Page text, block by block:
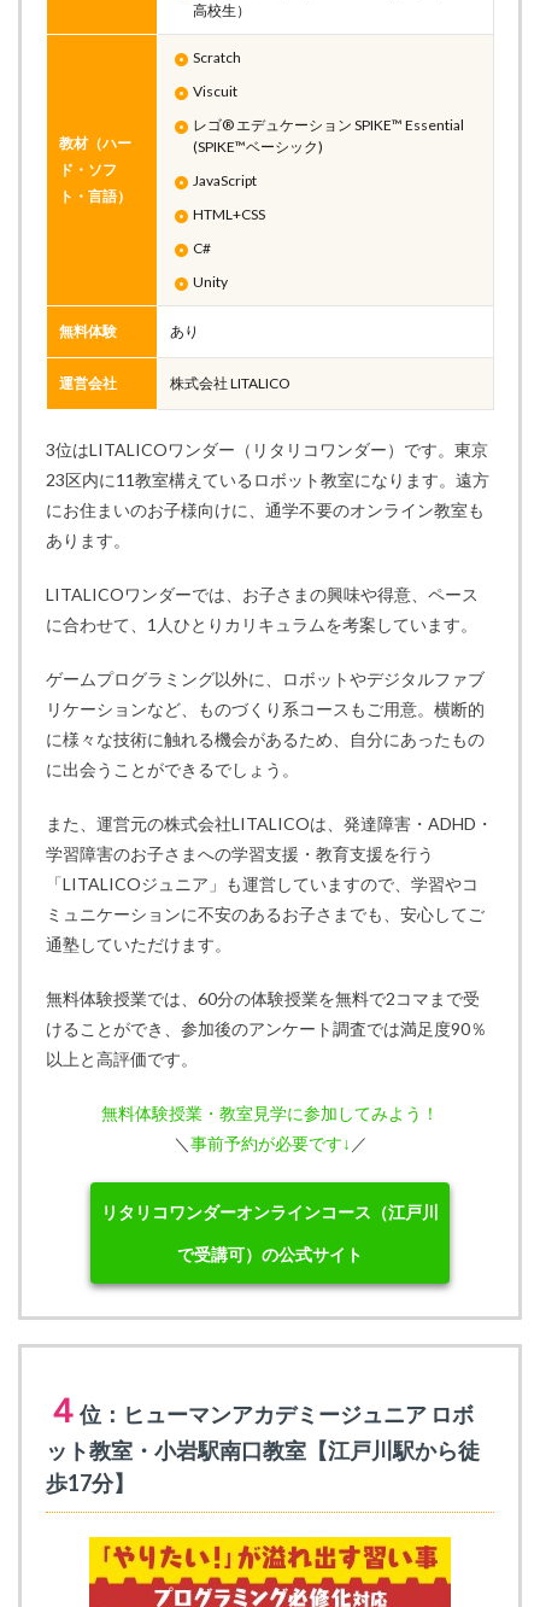
高校生）
教材（ハー
ド・ソフ
ト・言語）
Scratch
Viscuit
レゴ® エデュケーション SPIKE™ Essential
(SPIKE™ベーシック)
JavaScript
HTML+CSS
C#
Unity
無料体験 あり
運営会社 株式会社 LITALICO
3位はLITALICOワンダー（リタリコワンダー）です。東京
23区内に11教室構えているロボット教室になります。遠方
にお住まいのお子様向けに、通学不要のオンライン教室も
あります。
LITALICOワンダーでは、お子さまの興味や得意、ペース
に合わせて、1人ひとりカリキュラムを考案しています。
ゲームプログラミング以外に、ロボットやデジタルファブ
リケーションなど、ものづくり系コースもご用意。横断的
に様々な技術に触れる機会があるため、自分にあったもの
に出会うことができるでしょう。
また、運営元の株式会社LITALICOは、発達障害・ADHD・
学習障害のお子さまへの学習支援・教育支援を行う
「LITALICOジュニア」も運営していますので、学習やコ
ミュニケーションに不安のあるお子さまでも、安心してご
通塾していただけます。
無料体験授業では、60分の体験授業を無料で2コマまで受
けることができ、参加後のアンケート調査では満足度90％
以上と高評価です。
無料体験授業・教室見学に参加してみよう！
＼ 事前予約が必要です↓ ／
リタリコワンダーオンラインコース（江戸川
で受講可）の公式サイト
４ 位：ヒューマンアカデミージュニア ロボ
ット教室・小岩駅南口教室【江戸川駅から徒
歩17分】